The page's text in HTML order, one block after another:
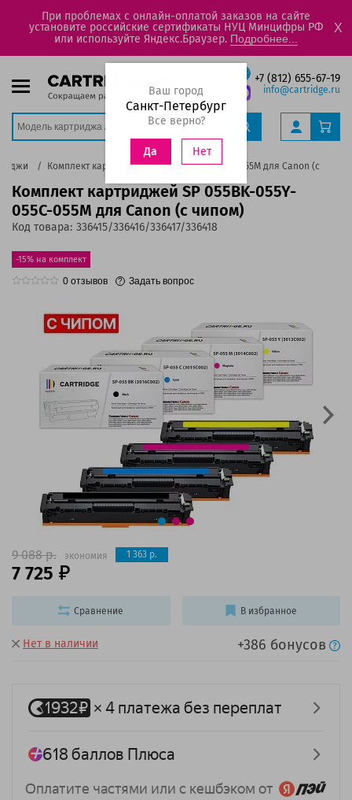
При проблемах с онлайн-оплатой заказов на сайте
установите российские сертификаты НУЦ Минцифры РФ
или используйте Яндекс.Браузер. Подробнее...
X
+7 (812) 655-67-19
info@cartridge.ru
Ваш город
Санкт-Петербург
Все верно?
Да Нет
Комплект картриджей SP 055BK-055Y-055C-055M для Canon (c
Комплект картриджей SP 055BK-055Y-
055C-055M для Canon (c чипом)
Код товара: 336415/336416/336417/336418
-15% на комплект
0 отзывов Задать вопрос
Нет в наличии +386 бонусов
9 088 р.
7 725
экономия 1 363 р.
Сравнение В избранное